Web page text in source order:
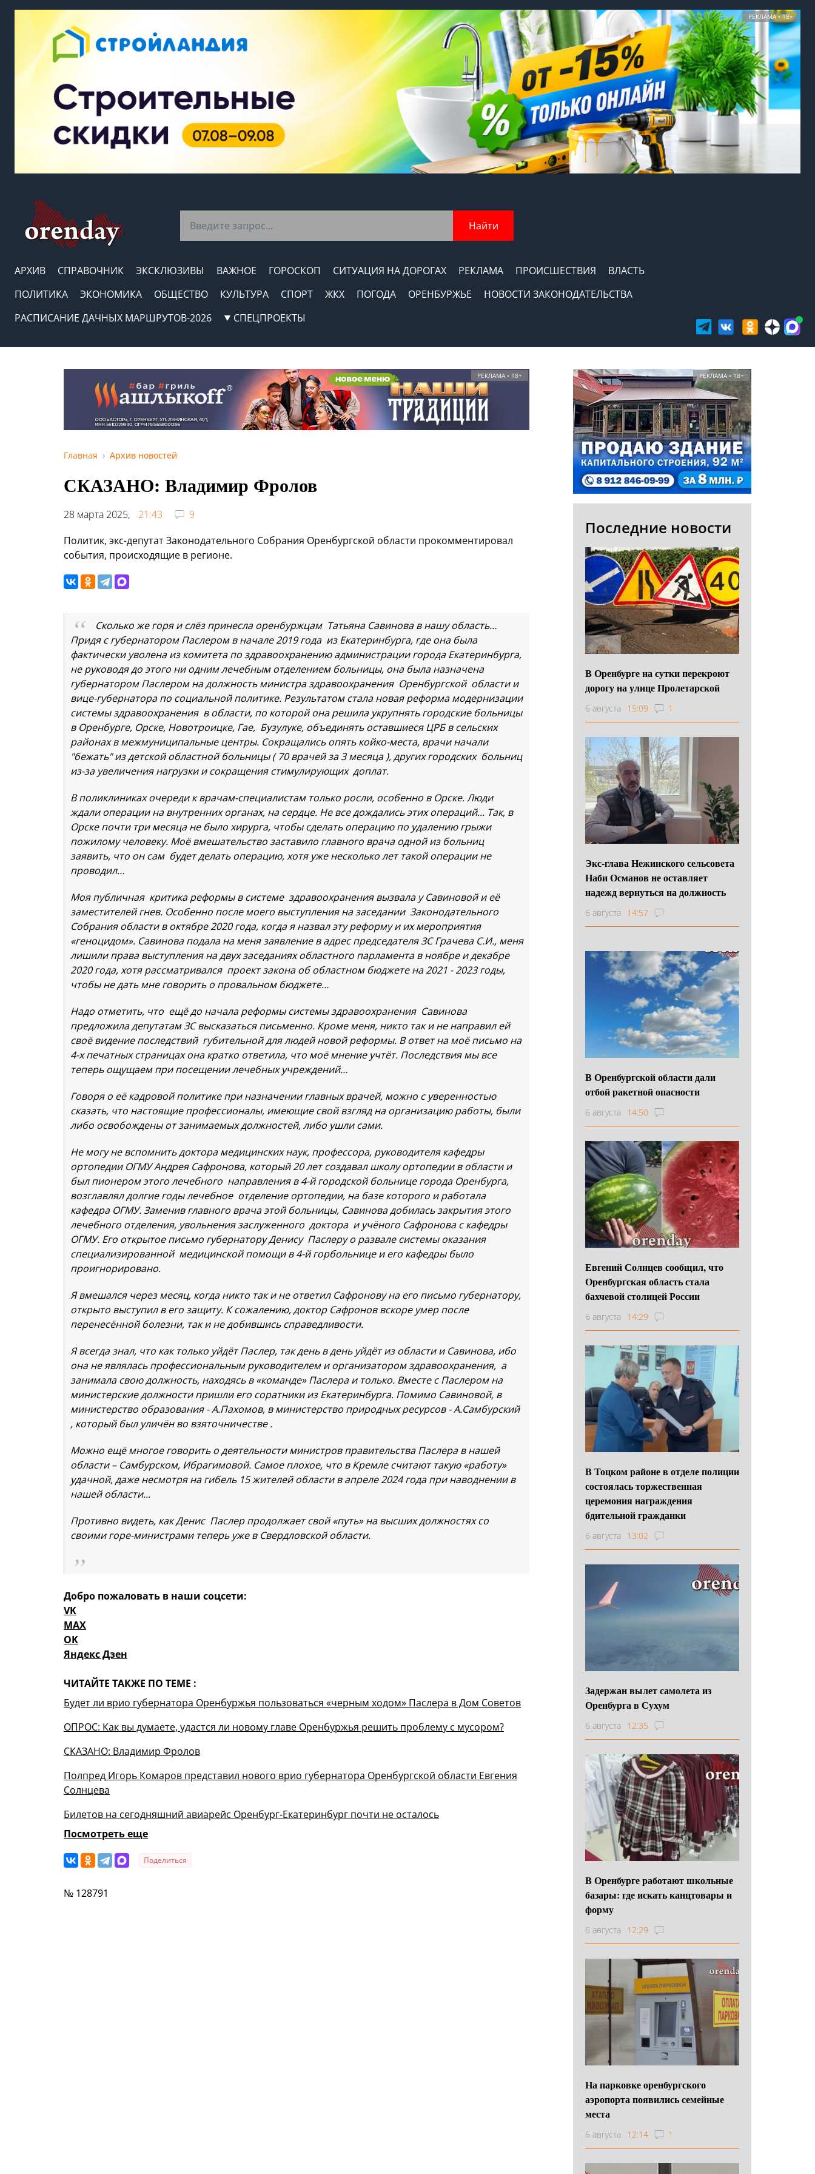
РЕКЛАМА • 18+
Найти
АРХИВ СПРАВОЧНИК ЭКСКЛЮЗИВЫ ВАЖНОЕ ГОРОСКОП СИТУАЦИЯ НА ДОРОГАХ РЕКЛАМА ПРОИСШЕСТВИЯ
ВЛАСТЬ
ПОЛИТИКА
ЭКОНОМИКА ОБЩЕСТВО КУЛЬТУРА СПОРТ ЖКХ ПОГОДА ОРЕНБУРЖЬЕ
НОВОСТИ ЗАКОНОДАТЕЛЬСТВА
РАСПИСАНИЕ ДАЧНЫХ МАРШРУТОВ-2026
СПЕЦПРОЕКТЫ
РЕКЛАМА • 18+
Главная Архив новостей
СКАЗАНО: Владимир Фролов
28 марта 2025, 21:43
9
Политик, экс-депутат Законодательного Собрания Оренбургской области прокомментировал
события, происходящие в регионе.
Сколько же горя и слёз принесла оренбуржцам Татьяна Савинова в нашу область…
Придя с губернатором Паслером в начале 2019 года из Екатеринбурга, где она была
фактически уволена из комитета по здравоохранению администрации города Екатеринбурга,
не руководя до этого ни одним лечебным отделением больницы, она была назначена
губернатором Паслером на должность министра здравоохранения Оренбургской области и
вице-губернатора по социальной политике. Результатом стала новая реформа модернизации
системы здравоохранения в области, по которой она решила укрупнять городские больницы
в Оренбурге, Орске, Новотроицке, Гае, Бузулуке, объединять оставшиеся ЦРБ в сельских
районах в межмуниципальные центры. Сокращались опять койко-места, врачи начали
"бежать" из детской областной больницы ( 70 врачей за 3 месяца ), других городских больниц
из-за увеличения нагрузки и сокращения стимулирующих доплат.
В поликлиниках очереди к врачам-специалистам только росли, особенно в Орске. Люди
ждали операции на внутренних органах, на сердце. Не все дождались этих операций... Так, в
Орске почти три месяца не было хирурга, чтобы сделать операцию по удалению грыжи
пожилому человеку. Моё вмешательство заставило главного врача одной из больниц
заявить, что он сам будет делать операцию, хотя уже несколько лет такой операции не
проводил…
Моя публичная критика реформы в системе здравоохранения вызвала у Савиновой и её
заместителей гнев. Особенно после моего выступления на заседании Законодательного
Собрания области в октябре 2020 года, когда я назвал эту реформу и их мероприятия
«геноцидом». Савинова подала на меня заявление в адрес председателя ЗС Грачева С.И., меня
лишили права выступления на двух заседаниях областного парламента в ноябре и декабре
2020 года, хотя рассматривался проект закона об областном бюджете на 2021 - 2023 годы,
чтобы не дать мне говорить о провальном бюджете…
Надо отметить, что ещё до начала реформы системы здравоохранения Савинова
предложила депутатам ЗС высказаться письменно. Кроме меня, никто так и не направил ей
своё видение последствий губительной для людей новой реформы. В ответ на моё письмо на
4-х печатных страницах она кратко ответила, что моё мнение учтёт. Последствия мы все
теперь ощущаем при посещении лечебных учреждений…
Говоря о её кадровой политике при назначении главных врачей, можно с уверенностью
сказать, что настоящие профессионалы, имеющие свой взгляд на организацию работы, были
либо освобождены от занимаемых должностей, либо ушли сами.
Не могу не вспомнить доктора медицинских наук, профессора, руководителя кафедры
ортопедии ОГМУ Андрея Сафронова, который 20 лет создавал школу ортопедии в области и
был пионером этого лечебного направления в 4-й городской больнице города Оренбурга,
возглавлял долгие годы лечебное отделение ортопедии, на базе которого и работала
кафедра ОГМУ. Заменив главного врача этой больницы, Савинова добилась закрытия этого
лечебного отделения, увольнения заслуженного доктора и учёного Сафронова с кафедры
ОГМУ. Его открытое письмо губернатору Денису Паслеру о развале системы оказания
специализированной медицинской помощи в 4-й горбольнице и его кафедры было
проигнорировано.
Я вмешался через месяц, когда никто так и не ответил Сафронову на его письмо губернатору,
открыто выступил в его защиту. К сожалению, доктор Сафронов вскоре умер после
перенесённой болезни, так и не добившись справедливости.
Я всегда знал, что как только уйдёт Паслер, так день в день уйдёт из области и Савинова, ибо
она не являлась профессиональным руководителем и организатором здравоохранения, а
занимала свою должность, находясь в «команде» Паслера и только. Вместе с Паслером на
министерские должности пришли его соратники из Екатеринбурга. Помимо Савиновой, в
министерство образования - А.Пахомов, в министерство природных ресурсов - А.Самбурский
, который был уличён во взяточничестве .
Можно ещё многое говорить о деятельности министров правительства Паслера в нашей
области – Самбурском, Ибрагимовой. Самое плохое, что в Кремле считают такую «работу»
удачной, даже несмотря на гибель 15 жителей области в апреле 2024 года при наводнении в
нашей области...
Противно видеть, как Денис Паслер продолжает свой «путь» на высших должностях со
своими горе-министрами теперь уже в Свердловской области.
Добро пожаловать в наши соцсети:
VK
MAX
OK
Яндекс Дзен
ЧИТАЙТЕ ТАКЖЕ ПО ТЕМЕ :
Будет ли врио губернатора Оренбуржья пользоваться «черным ходом» Паслера в Дом Советов
ОПРОС: Как вы думаете, удастся ли новому главе Оренбуржья решить проблему с мусором?
СКАЗАНО: Владимир Фролов
Полпред Игорь Комаров представил нового врио губернатора Оренбургской области Евгения
Солнцева
Билетов на сегодняшний авиарейс Оренбург-Екатеринбург почти не осталось
Посмотреть еще
Поделиться
№ 128791
РЕКЛАМА • 18+
Последние новости
В Оренбурге на сутки перекроют
дорогу на улице Пролетарской
6 августа 15:09 1
Экс-глава Нежинского сельсовета
Наби Османов не оставляет
надежд вернуться на должность
6 августа 14:57
В Оренбургской области дали
отбой ракетной опасности
6 августа 14:50
Евгений Солнцев сообщил, что
Оренбургская область стала
бахчевой столицей России
6 августа 14:29
В Тоцком районе в отделе полиции
состоялась торжественная
церемония награждения
бдительной гражданки
6 августа 13:02
Задержан вылет самолета из
Оренбурга в Сухум
6 августа 12:35
В Оренбурге работают школьные
базары: где искать канцтовары и
форму
6 августа 12:29
На парковке оренбургского
аэропорта появились семейные
места
6 августа 12:14 1